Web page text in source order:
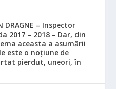
DRAGNE – Inspector
2017 – 2018 – Dar, din
aceasta a asumării
este o noţiune de
pierdut, uneori, în